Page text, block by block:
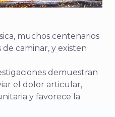
muchos centenarios
caminar, y existen
demuestran
el dolor articular,
y favorece la